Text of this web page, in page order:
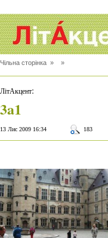
Чільна сторінка » »
ЛітАкцент:
3a1
13 Лис 2009 16:34 183